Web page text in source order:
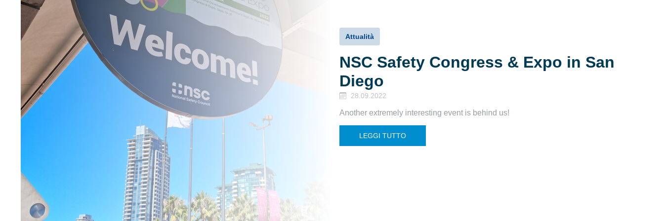
Attualità
NSC Safety Congress & Expo in San
Diego
28.09.2022
Another extremely interesting event is behind us!
LEGGI TUTTO